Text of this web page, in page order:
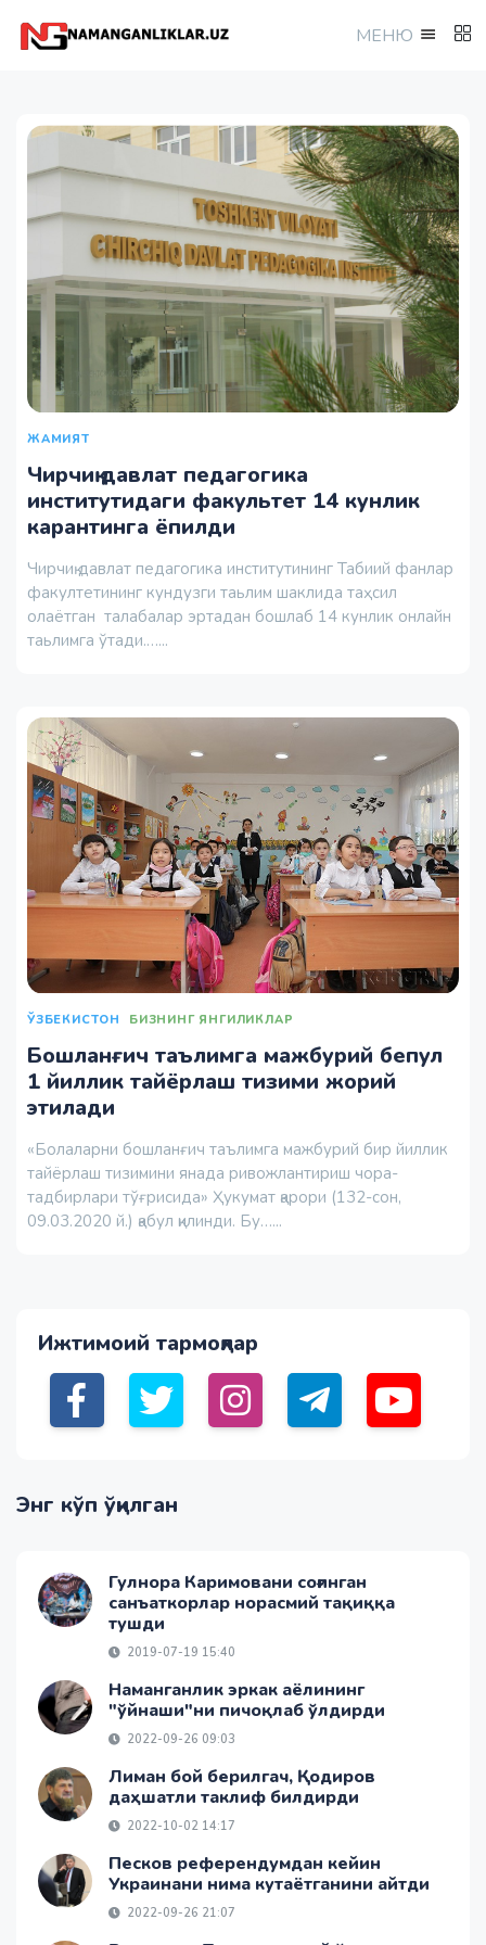
МEНЮ
ЖАМИЯТ
Чирчиқ давлат педагогика
институтидаги факультет 14 кунлик
карантинга ёпилди
Чирчиқ давлат педагогика институтининг Табиий фанлар
факултетининг кундузги таьлим шаклида таҳсил
олаётган талабалар эртадан бошлаб 14 кунлик онлайн
таьлимга ўтади.…...
ЎЗБЕКИСТОН БИЗНИНГ ЯНГИЛИКЛАР
Бошланғич таълимга мажбурий бепул
1 йиллик тайёрлаш тизими жорий
этилади
«Болаларни бошланғич таълимга мажбурий бир йиллик
тайёрлаш тизимини янада ривожлантириш чора-
тадбирлари тўғрисида» Ҳукумат қарори (132-сон,
09.03.2020 й.) қабул қилинди. Бу…...
Ижтимоий тармоқлар
Энг кўп ўқилган
Гулнора Каримовани соғинган
санъаткорлар норасмий тақиққа
тушди
2019-07-19 15:40
Наманганлик эркак аёлининг
"ўйнаши"ни пичоқлаб ўлдирди
2022-09-26 09:03
Лиман бой берилгач, Қодиров
даҳшатли таклиф билдирди
2022-10-02 14:17
Песков референдумдан кейин
Украинани нима кутаётганини айтди
2022-09-26 21:07